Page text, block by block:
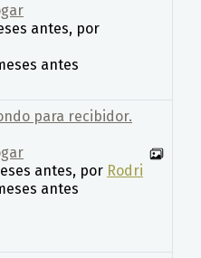
antes, por
antes
para recibidor.
antes, por Rodri
antes